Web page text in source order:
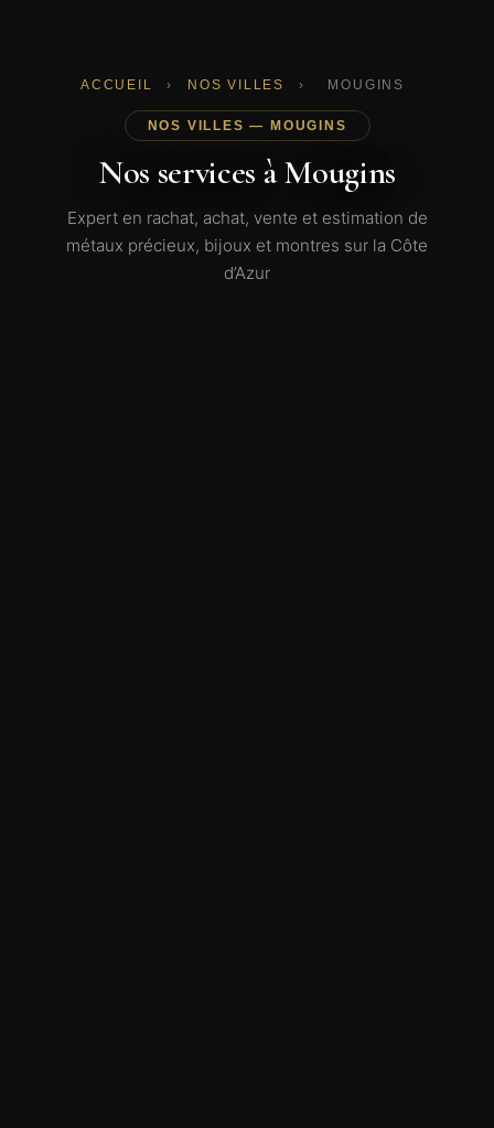
ACCUEIL › NOS VILLES › MOUGINS
NOS VILLES — MOUGINS
Nos services à Mougins
Expert en rachat, achat, vente et estimation de
métaux précieux, bijoux et montres sur la Côte
d’Azur